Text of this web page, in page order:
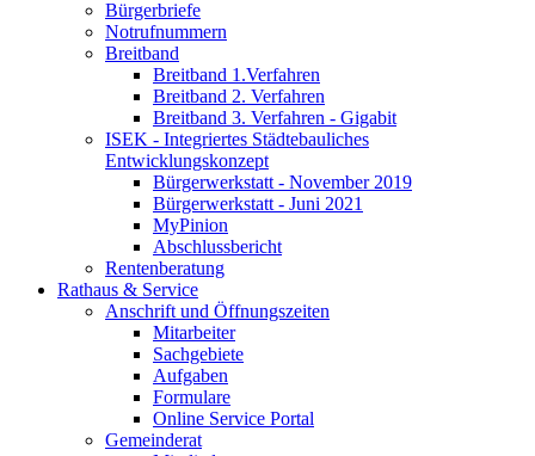
Bürgerbriefe
Notrufnummern
Breitband
Breitband 1.Verfahren
Breitband 2. Verfahren
Breitband 3. Verfahren - Gigabit
ISEK - Integriertes Städtebauliches
Entwicklungskonzept
Bürgerwerkstatt - November 2019
Bürgerwerkstatt - Juni 2021
MyPinion
Abschlussbericht
Rentenberatung
Rathaus & Service
Anschrift und Öffnungszeiten
Mitarbeiter
Sachgebiete
Aufgaben
Formulare
Online Service Portal
Gemeinderat